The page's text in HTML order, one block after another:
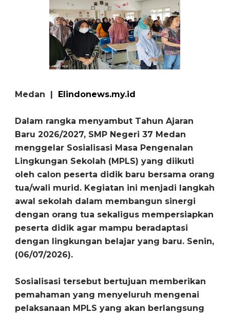
‎Medan | Elindonews.my.id
Dalam rangka menyambut Tahun Ajaran
Baru 2026/2027, SMP Negeri 37 Medan
menggelar Sosialisasi Masa Pengenalan
Lingkungan Sekolah (MPLS) yang diikuti
oleh calon peserta didik baru bersama orang
tua/wali murid. Kegiatan ini menjadi langkah
awal sekolah dalam membangun sinergi
dengan orang tua sekaligus mempersiapkan
peserta didik agar mampu beradaptasi
dengan lingkungan belajar yang baru. Senin,
(06/07/2026).
‎Sosialisasi tersebut bertujuan memberikan
pemahaman yang menyeluruh mengenai
pelaksanaan MPLS yang akan berlangsung